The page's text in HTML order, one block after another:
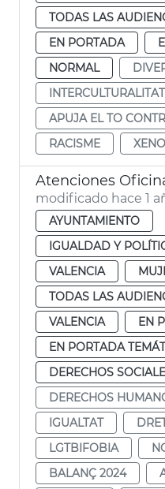
TODAS LAS
EN PORTADA
NORMAL
INTERCULTURALITAT
APUJA EL TO
RACISME
Atenciones
modificado hace 1
AYUNTAMIENTO
IGUALDAD Y
VALENCIA
TODAS LAS
VALENCIA
EN
EN PORTADA
DERECHOS
DERECHOS
IGUALTAT
LGTBIFOBIA
BALANÇ 2024